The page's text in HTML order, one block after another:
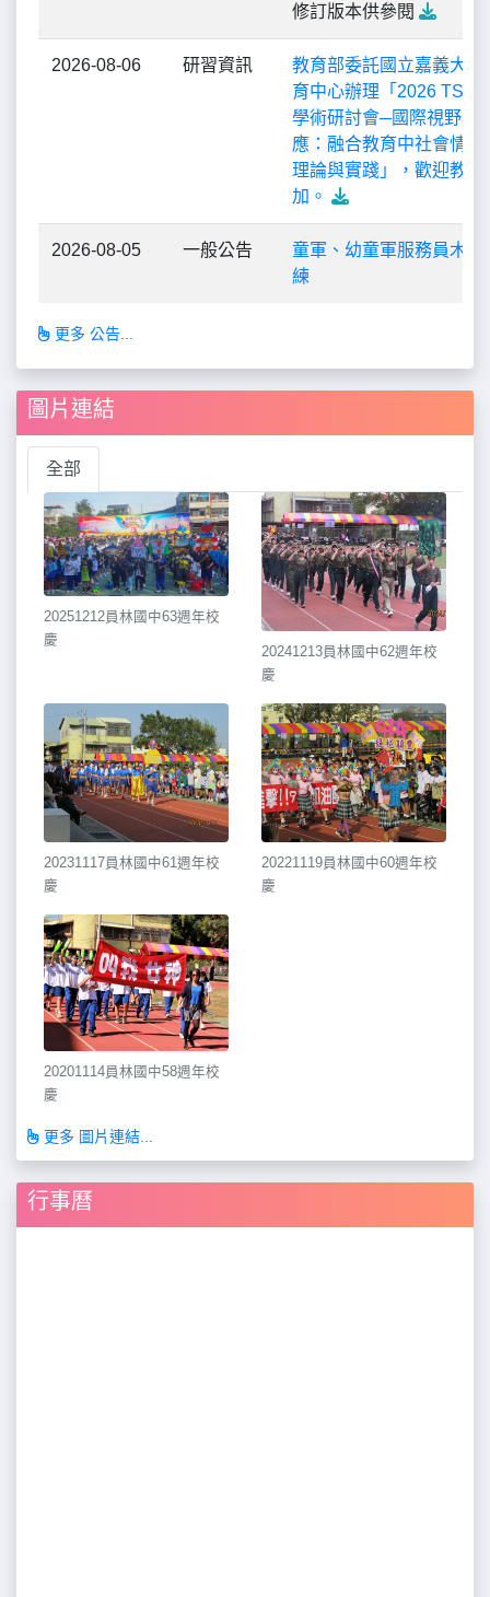
修訂版本供參閱
2026-08-06 研習資訊
教育部委託國立嘉義大學
育中心辦理「2026
學術研討會─國際視野與
應：融合教育中社會情緒
理論與實踐」，歡迎教師
加。
2026-08-05 一般公告
童軍、幼童軍服務員木章
練
更多 公告...
圖片連結
全部
20251212員林國中63週年校
慶
20241213員林國中62週年校
慶
20231117員林國中61週年校
慶
20221119員林國中60週年校
慶
20201114員林國中58週年校
慶
更多 圖片連結...
行事曆